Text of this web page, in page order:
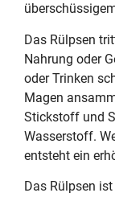
Das Rülpsen
Nahrung oder
oder Trinken
Magen
Stickstoff und
Wasserstoff.
entsteht ein
Das Rülpsen